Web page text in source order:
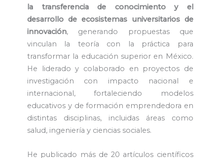
la transferencia de conocimiento y el
desarrollo de ecosistemas universitarios de
innovación, generando propuestas que
vinculan la teoría con la práctica para
transformar la educación superior en México.
He liderado y colaborado en proyectos de
investigación con impacto nacional e
internacional, fortaleciendo modelos
educativos y de formación emprendedora en
distintas disciplinas, incluidas áreas como
salud, ingeniería y ciencias sociales.
He publicado más de 20 artículos científicos